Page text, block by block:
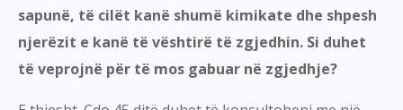
sapunë, të cilët kanë shumë kimikate dhe shpesh
njerëzit e kanë të vështirë të zgjedhin. Si duhet
të veprojnë për të mos gabuar në zgjedhje?